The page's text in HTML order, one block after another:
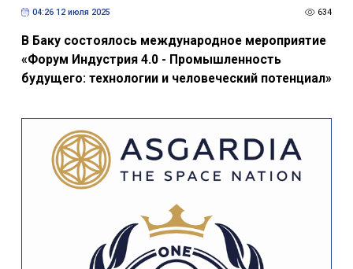
04:26 12 июля 2025 634
В Баку состоялось международное мероприятие
«Форум Индустрия 4.0 - Промышленность
будущего: технологии и человеческий потенциал»